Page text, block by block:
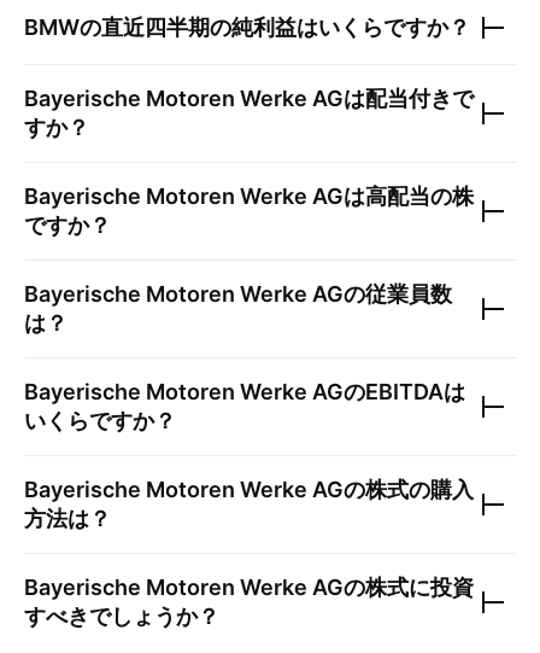
BMWの直近四半期の純利益はいくらですか？
Bayerische Motoren Werke AGは配当付きで
すか？
Bayerische Motoren Werke AGは高配当の株
ですか？
Bayerische Motoren Werke AGの従業員数
は？
Bayerische Motoren Werke AGのEBITDAは
いくらですか？
Bayerische Motoren Werke AGの株式の購入
方法は？
Bayerische Motoren Werke AGの株式に投資
すべきでしょうか？